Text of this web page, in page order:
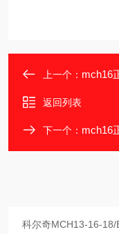
上一个： mch16
返回列表
下一个： mch16正